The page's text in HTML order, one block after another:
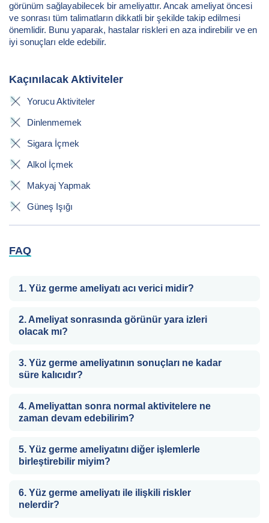
görünüm sağlayabilecek bir ameliyattır. Ancak ameliyat öncesi
ve sonrası tüm talimatların dikkatli bir şekilde takip edilmesi
önemlidir. Bunu yaparak, hastalar riskleri en aza indirebilir ve en
iyi sonuçları elde edebilir.
Kaçınılacak Aktiviteler
Yorucu Aktiviteler
Dinlenmemek
Sigara İçmek
Alkol İçmek
Makyaj Yapmak
Güneş Işığı
FAQ
1. Yüz germe ameliyatı acı verici midir?
veya rahatsızlık hisseder. Herhangi bir rahatsızlığı
gidermek için ağrı kesici ilaçlar reçete edilebilir.
2. Ameliyat sonrasında görünür yara izleri
olacak mı?
incizyonları mümkün olduğunca az görünecek şekilde
stratejik olarak yerleştirecektir.
3. Yüz germe ameliyatının sonuçları ne kadar
süre kalıcıdır?
tipi gibi faktörlere bağlı olarak 5 ila 10 yıl arasında
değişebilir.
4. Ameliyattan sonra normal aktivitelere ne
zaman devam edebilirim?
aktivitelerden kaçınmalısın. Güvenli ve başarılı bir iyileşme
için cerrahının talimatlarını takip etmek önemlidir.
5. Yüz germe ameliyatını diğer işlemlerle
birleştirebilir miyim?
kozmetik işlemlerle birleştirmek yaygın bir uygulamadır.
6. Yüz germe ameliyatı ile ilişkili riskler
nelerdir?